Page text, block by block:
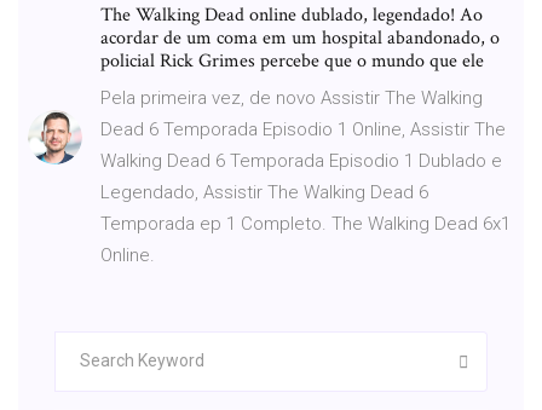
The Walking Dead online dublado, legendado! Ao
acordar de um coma em um hospital abandonado, o
policial Rick Grimes percebe que o mundo que ele
Pela primeira vez, de novo Assistir The Walking
Dead 6 Temporada Episodio 1 Online, Assistir The
Walking Dead 6 Temporada Episodio 1 Dublado e
Legendado, Assistir The Walking Dead 6
Temporada ep 1 Completo. The Walking Dead 6x1
Online.